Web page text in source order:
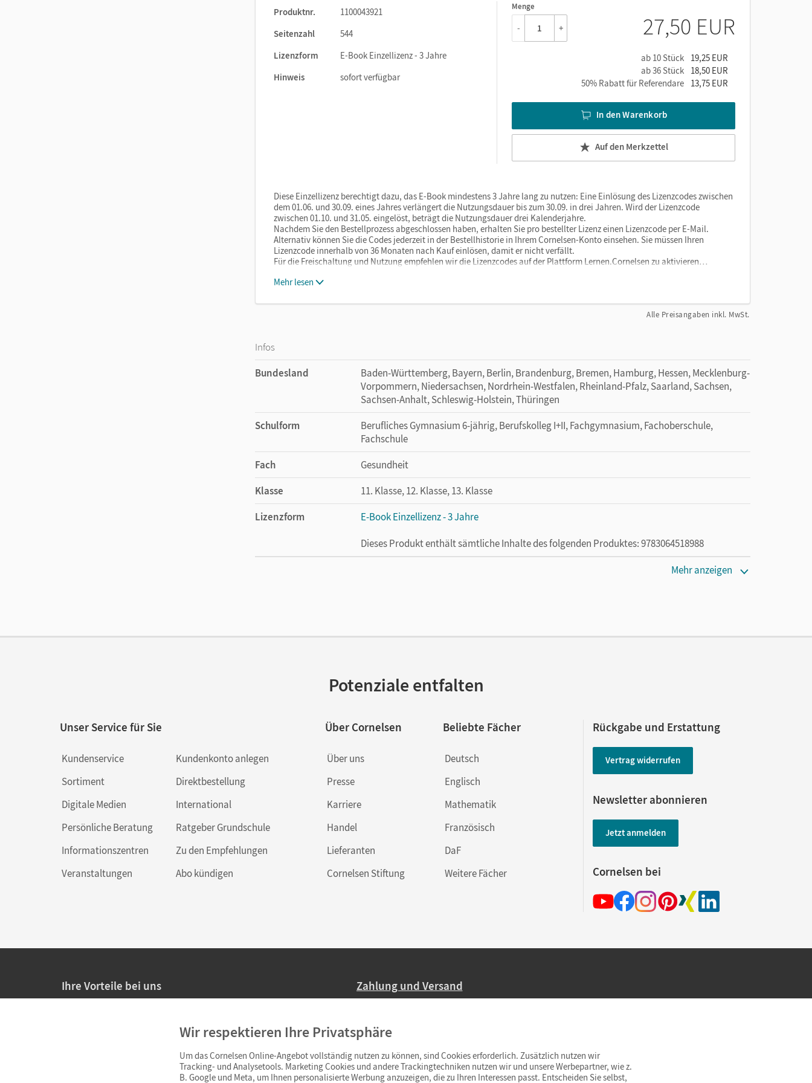
Produktnr.
1100043921
Seitenzahl
544
Lizenzform
E-Book Einzellizenz - 3 Jahre
Hinweis
sofort verfügbar
Menge
1
- + 27,50 EUR
ab 10 Stück
19,25 EUR
ab 36 Stück
18,50 EUR
50% Rabatt für Referendare
13,75 EUR
In den Warenkorb
Auf den Merkzettel
Diese Einzellizenz berechtigt dazu, das E-Book mindestens 3 Jahre lang zu nutzen: Eine Einlösung des Lizenzcodes zwischen
dem 01.06. und 30.09. eines Jahres verlängert die Nutzungsdauer bis zum 30.09. in drei Jahren. Wird der Lizenzcode
zwischen 01.10. und 31.05. eingelöst, beträgt die Nutzungsdauer drei Kalenderjahre.
Nachdem Sie den Bestellprozess abgeschlossen haben, erhalten Sie pro bestellter Lizenz einen Lizenzcode per E-Mail.
Alternativ können Sie die Codes jederzeit in der Bestellhistorie in Ihrem Cornelsen-Konto einsehen. Sie müssen Ihren
Lizenzcode innerhalb von 36 Monaten nach Kauf einlösen, damit er nicht verfällt.
Für die Freischaltung und Nutzung empfehlen wir die Lizenzcodes auf der Plattform Lernen.Cornelsen zu aktivieren…
Mehr lesen
Alle Preisangaben inkl. MwSt.
Infos
Bundesland
Baden-Württemberg, Bayern, Berlin, Brandenburg, Bremen, Hamburg, Hessen, Mecklenburg-
Vorpommern, Niedersachsen, Nordrhein-Westfalen, Rheinland-Pfalz, Saarland, Sachsen,
Sachsen-Anhalt, Schleswig-Holstein, Thüringen
Schulform
Berufliches Gymnasium 6-jährig, Berufskolleg I+II, Fachgymnasium, Fachoberschule,
Fachschule
Fach
Gesundheit
Klasse
11. Klasse, 12. Klasse, 13. Klasse
Lizenzform
E-Book Einzellizenz - 3 Jahre
Dieses Produkt enthält sämtliche Inhalte des folgenden Produktes: 9783064518988
Verlag
Cornelsen Verlag
Mehr anzeigen
Potenziale entfalten
Unser Service für Sie
Kundenservice
Sortiment
Digitale Medien
Persönliche Beratung
Informationszentren
Veranstaltungen
Kundenkonto anlegen
Direktbestellung
International
Ratgeber Grundschule
Zu den Empfehlungen
Abo kündigen
Über Cornelsen
Über uns
Presse
Karriere
Handel
Lieferanten
Cornelsen Stiftung
Beliebte Fächer
Deutsch
Englisch
Mathematik
Französisch
DaF
Weitere Fächer
Rückgabe und Erstattung
Vertrag widerrufen
Newsletter abonnieren
Jetzt anmelden
Cornelsen bei
Ihre Vorteile bei uns
Persönliche Angebote für Lehrkräfte
Sicheres Einkaufen mit SSL-Verschlüsselung
Zahlung und Versand
Ab 59,– EUR Bestellwert liefern wir versandkostenfrei innerhalb Deutschlands
(Lieferung in 3–6 Tagen).
Wir respektieren Ihre Privatsphäre
Um das Cornelsen Online-Angebot vollständig nutzen zu können, sind Cookies erforderlich. Zusätzlich nutzen wir
Tracking- und Analysetools. Marketing Cookies und andere Trackingtechniken nutzen wir und unsere Werbepartner, wie z.
B. Google und Meta, um Ihnen personalisierte Werbung anzuzeigen, die zu Ihren Interessen passt. Entscheiden Sie selbst,